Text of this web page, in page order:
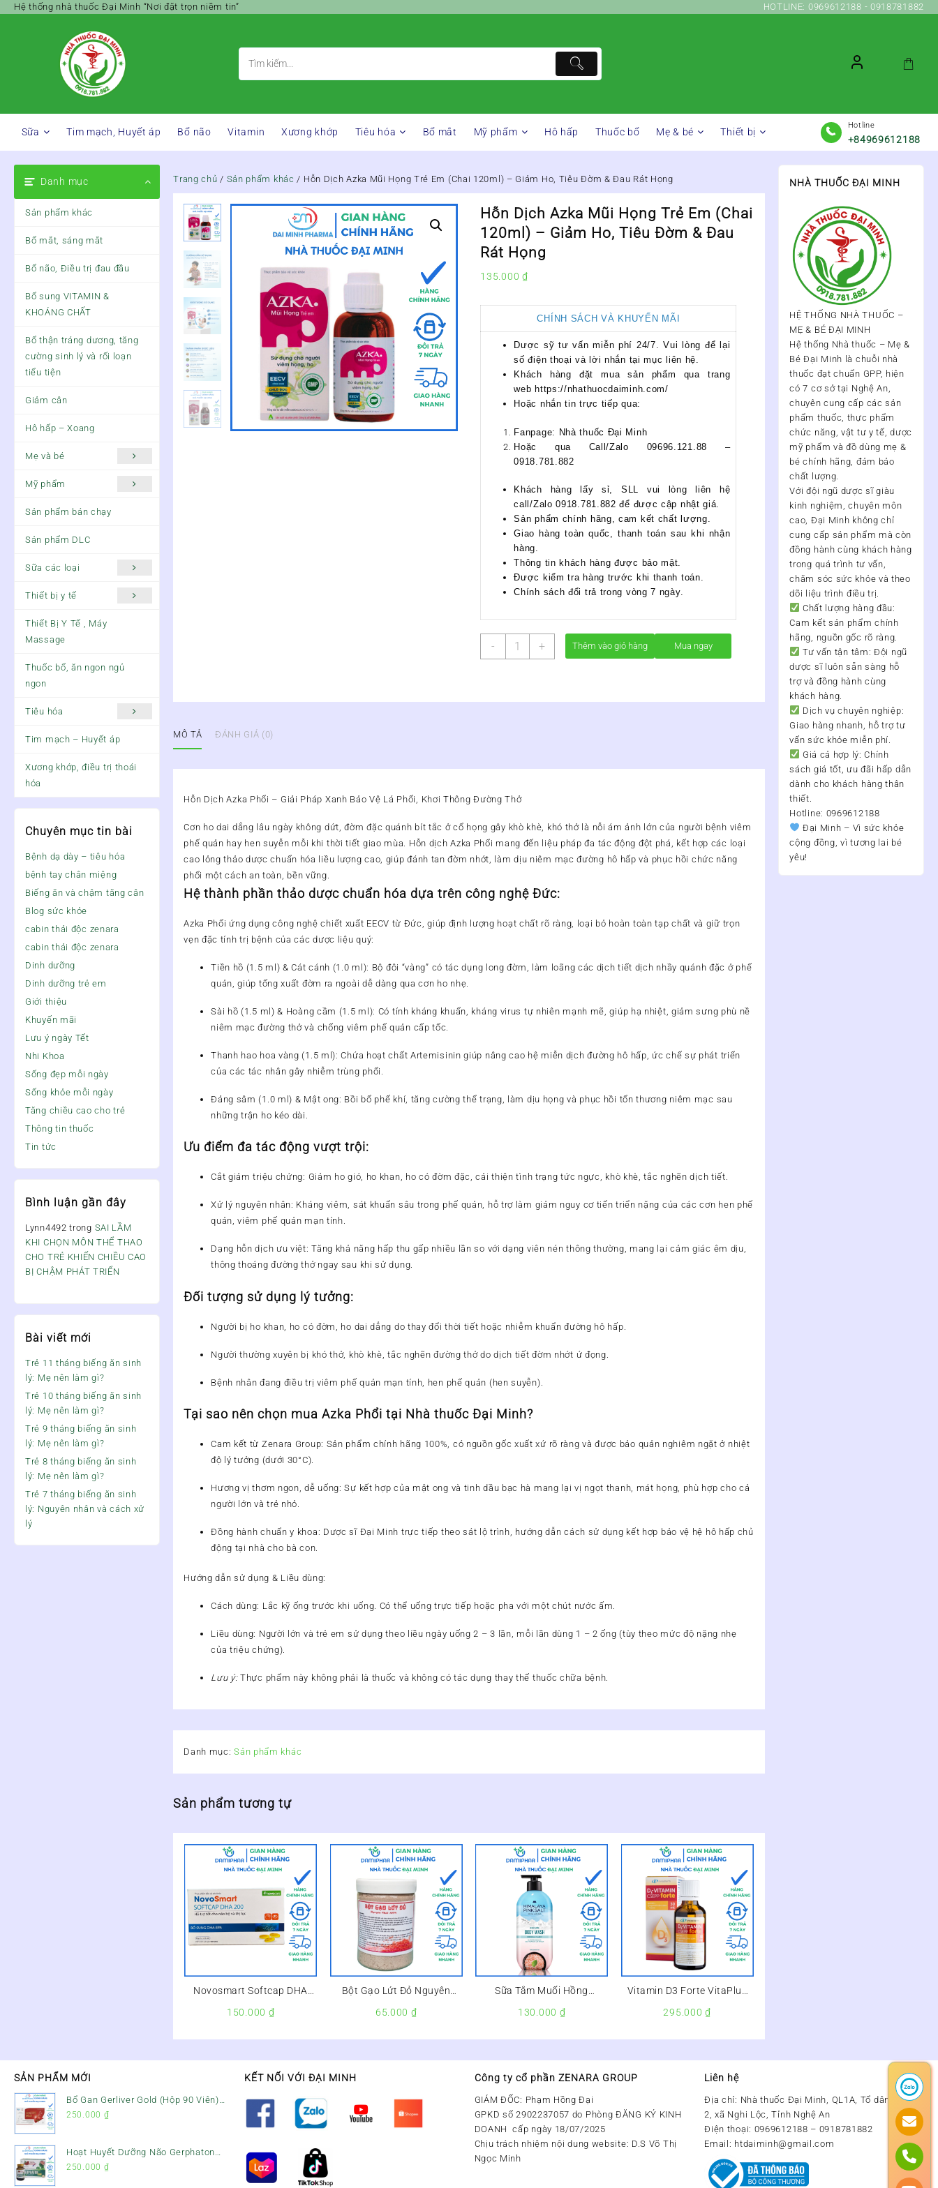
SkipHệ thống nhà thuốc Đại Minh “Nơi đặt trọn niềm tin” HOTLINE: 0969612188 - 0918781882
Sữa Tim mạch, Huyết áp Bổ não Vitamin Xương khớp Tiêu hóa Bổ mắt Mỹ phẩm Hô hấp Thuốc bổ Mẹ & bé Thiết bị
Hotline
+84969612188
Danh mục
Sản phẩm khác
Bổ mắt, sáng mắt
Bổ não, Điều trị đau đầu
Bổ sung VITAMIN &
KHOÁNG CHẤT
Bổ thận tráng dương, tăng
cường sinh lý và rối loạn
tiểu tiện
Giảm cân
Hô hấp – Xoang
Mẹ và bé
Mỹ phẩm
Sản phẩm bán chạy
Sản phẩm DLC
Sữa các loại
Thiết bị y tế
Thiết Bị Y Tế , Máy
Massage
Thuốc bổ, ăn ngon ngủ
ngon
Tiêu hóa
Tim mạch – Huyết áp
Xương khớp, điều trị thoái
hóa
Chuyên mục tin bài
Bệnh dạ dày – tiêu hóa
bệnh tay chân miệng
Biếng ăn và chậm tăng cân
Blog sức khỏe
cabin thải độc zenara
cabin thải độc zenara
Dinh dưỡng
Dinh dưỡng trẻ em
Giới thiệu
Khuyến mãi
Lưu ý ngày Tết
Nhi Khoa
Sống đẹp mỗi ngày
Sống khỏe mỗi ngày
Tăng chiều cao cho trẻ
Thông tin thuốc
Tin tức
Bình luận gần đây
Lynn4492 trong SAI LẦM
KHI CHỌN MÔN THỂ THAO
CHO TRẺ KHIẾN CHIỀU CAO
BỊ CHẬM PHÁT TRIỂN
Bài viết mới
Trẻ 11 tháng biếng ăn sinh
lý: Mẹ nên làm gì?
Trẻ 10 tháng biếng ăn sinh
lý: Mẹ nên làm gì?
Trẻ 9 tháng biếng ăn sinh
lý: Mẹ nên làm gì?
Trẻ 8 tháng biếng ăn sinh
lý: Mẹ nên làm gì?
Trẻ 7 tháng biếng ăn sinh
lý: Nguyên nhân và cách xử
lý
Trang chủ / Sản phẩm khác / Hỗn Dịch Azka Mũi Họng Trẻ Em (Chai 120ml) – Giảm Ho, Tiêu Đờm & Đau Rát Họng
Hỗn Dịch Azka Mũi Họng Trẻ Em (Chai
120ml) – Giảm Ho, Tiêu Đờm & Đau
Rát Họng
135.000 ₫
CHÍNH SÁCH VÀ KHUYẾN MÃI
Dược sỹ tư vấn miễn phí 24/7. Vui lòng để lại
số điện thoại và lời nhắn tại mục liên hệ.
Khách hàng đặt mua sản phẩm qua trang
web https://nhathuocdaiminh.com/
Hoặc nhắn tin trực tiếp qua:
Fanpage: Nhà thuốc Đại Minh
Hoặc qua Call/Zalo 09696.121.88 –
0918.781.882
Khách hàng lấy sỉ, SLL vui lòng liên hệ
call/Zalo 0918.781.882 để được cập nhật giá.
Sản phẩm chính hãng, cam kết chất lượng.
Giao hàng toàn quốc, thanh toán sau khi nhận
hàng.
Thông tin khách hàng được bảo mật.
Được kiểm tra hàng trước khi thanh toán.
Chính sách đổi trả trong vòng 7 ngày.
-
Hỗn
–
Ho,
Đờm
&
Đau
Họng
số
lượng
+ Thêm vào giỏ hàng Mua ngay
MÔ TẢ ĐÁNH GIÁ (0)
Hỗn Dịch Azka Phổi – Giải Pháp Xanh Bảo Vệ Lá Phổi, Khơi Thông Đường Thở
Cơn ho dai dẳng lâu ngày không dứt, đờm đặc quánh bít tắc ở cổ họng gây khò khè, khó thở là nỗi ám ảnh lớn của người bệnh viêm
phế quản hay hen suyễn mỗi khi thời tiết giao mùa. Hỗn dịch Azka Phổi mang đến liệu pháp đa tác động đột phá, kết hợp các loại
cao lỏng thảo dược chuẩn hóa liều lượng cao, giúp đánh tan đờm nhớt, làm dịu niêm mạc đường hô hấp và phục hồi chức năng
phổi một cách an toàn, bền vững.
Hệ thành phần thảo dược chuẩn hóa dựa trên công nghệ Đức:
Azka Phổi ứng dụng công nghệ chiết xuất EECV từ Đức, giúp định lượng hoạt chất rõ ràng, loại bỏ hoàn toàn tạp chất và giữ trọn
vẹn đặc tính trị bệnh của các dược liệu quý:
Tiền hồ (1.5 ml) & Cát cánh (1.0 ml): Bộ đôi “vàng” có tác dụng long đờm, làm loãng các dịch tiết dịch nhầy quánh đặc ở phế
quản, giúp tống xuất đờm ra ngoài dễ dàng qua cơn ho nhẹ.
Sài hồ (1.5 ml) & Hoàng cầm (1.5 ml): Có tính kháng khuẩn, kháng virus tự nhiên mạnh mẽ, giúp hạ nhiệt, giảm sưng phù nề
niêm mạc đường thở và chống viêm phế quản cấp tốc.
Thanh hao hoa vàng (1.5 ml): Chứa hoạt chất Artemisinin giúp nâng cao hệ miễn dịch đường hô hấp, ức chế sự phát triển
của các tác nhân gây nhiễm trùng phổi.
Đảng sâm (1.0 ml) & Mật ong: Bồi bổ phế khí, tăng cường thể trạng, làm dịu họng và phục hồi tổn thương niêm mạc sau
những trận ho kéo dài.
Ưu điểm đa tác động vượt trội:
Cắt giảm triệu chứng: Giảm ho gió, ho khan, ho có đờm đặc, cải thiện tình trạng tức ngực, khò khè, tắc nghẽn dịch tiết.
Xử lý nguyên nhân: Kháng viêm, sát khuẩn sâu trong phế quản, hỗ trợ làm giảm nguy cơ tiến triển nặng của các cơn hen phế
quản, viêm phế quản mạn tính.
Dạng hỗn dịch ưu việt: Tăng khả năng hấp thu gấp nhiều lần so với dạng viên nén thông thường, mang lại cảm giác êm dịu,
thông thoáng đường thở ngay sau khi sử dụng.
Đối tượng sử dụng lý tưởng:
Người bị ho khan, ho có đờm, ho dai dẳng do thay đổi thời tiết hoặc nhiễm khuẩn đường hô hấp.
Người thường xuyên bị khó thở, khò khè, tắc nghẽn đường thở do dịch tiết đờm nhớt ứ đọng.
Bệnh nhân đang điều trị viêm phế quản mạn tính, hen phế quản (hen suyễn).
Tại sao nên chọn mua Azka Phổi tại Nhà thuốc Đại Minh?
Cam kết từ Zenara Group: Sản phẩm chính hãng 100%, có nguồn gốc xuất xứ rõ ràng và được bảo quản nghiêm ngặt ở nhiệt
độ lý tưởng (dưới 30°C).
Hương vị thơm ngon, dễ uống: Sự kết hợp của mật ong và tinh dầu bạc hà mang lại vị ngọt thanh, mát họng, phù hợp cho cả
người lớn và trẻ nhỏ.
Đồng hành chuẩn y khoa: Dược sĩ Đại Minh trực tiếp theo sát lộ trình, hướng dẫn cách sử dụng kết hợp bảo vệ hệ hô hấp chủ
động tại nhà cho bà con.
Hướng dẫn sử dụng & Liều dùng:
Cách dùng: Lắc kỹ ống trước khi uống. Có thể uống trực tiếp hoặc pha với một chút nước ấm.
Liều dùng: Người lớn và trẻ em sử dụng theo liều ngày uống 2 – 3 lần, mỗi lần dùng 1 – 2 ống (tùy theo mức độ nặng nhẹ
của triệu chứng).
Lưu ý:Thực phẩm này không phải là thuốc và không có tác dụng thay thế thuốc chữa bệnh.
Danh mục:Sản phẩm khác
Sản phẩm tương tự
Novosmart Softcap DHA
200 Hộp 30 Viên – Giúp
Phát Triển Não Bộ Và Thị
150.000 ₫
Bột Gạo Lứt Đỏ Nguyên
Chất Lọ 500g –
65.000 ₫
Sữa Tắm Muối Hồng
Himalaya Pink Salt Tươi Mát
Và Sảng Khoái Refresh &
130.000 ₫
Vitamin D3 Forte VitaPlus
Lọ 30ml – Bổ Sung Vitamin
D Hỗ Trợ Chống Còi Xương –
295.000₫
NHÀ THUỐC ĐẠI MINH
HỆ THỐNG NHÀ THUỐC –
MẸ & BÉ ĐẠI MINH
Hệ thống Nhà thuốc – Mẹ &
Bé Đại Minh là chuỗi nhà
thuốc đạt chuẩn GPP, hiện
có7 cơ sở tại Nghệ An,
chuyên cung cấp các sản
phẩm thuốc, thực phẩm
chức năng, vật tư y tế, dược
mỹ phẩm và đồ dùng mẹ &
bé chính hãng, đảm bảo
chất lượng.
Với đội ngũ dược sĩ giàu
kinh nghiệm, chuyên môn
cao, Đại Minh không chỉ
cung cấp sản phẩm mà còn
đồng hành cùng khách hàng
trong quá trình tư vấn,
chăm sóc sức khỏe và theo
dõi liệu trình điều trị.
Chất lượng hàng đầu:
Cam kết sản phẩm chính
hãng, nguồn gốc rõ ràng.
Tư vấn tận tâm: Đội ngũ
dược sĩ luôn sẵn sàng hỗ
trợ và đồng hành cùng
khách hàng.
Dịch vụ chuyên nghiệp:
Giao hàng nhanh, hỗ trợ tư
vấn sức khỏe miễn phí.
Giá cả hợp lý: Chính
sách giá tốt, ưu đãi hấp dẫn
dành cho khách hàng thân
thiết.
Hotline: 0969612188
Đại Minh – Vì sức khỏe
cộng đồng, vì tương lai bé
yêu!
SẢN PHẨM MỚI
Bổ Gan Gerliver Gold (Hộp 90 Viên)
– Hỗ Trợ Giải Độc Gan, Mát Gan &
250.000 ₫
Hoạt Huyết Dưỡng Não Gerphaton
Gold Hộp 120 Viên – Giảm Đau Đầu,
250.000 ₫
KẾT NỐI VỚI ĐẠI MINH Công ty cổ phần ZENARA GROUP
GIÁM ĐỐC: Phạm Hồng Đại
GPKD số 2902237057 do Phòng ĐĂNG KÝ KINH
DOANH cấp ngày 18/07/2025
Chịu trách nhiệm nội dung website: D.S Võ Thị
Ngọc Minh
Liên hệ
Địa chỉ: Nhà thuốc Đại Minh, QL1A, Tổ dân phố số
2, xã Nghi Lộc, Tỉnh Nghệ An
Điện thoại: 0969612188 – 0918781882
Email: htdaiminh@gmail.com